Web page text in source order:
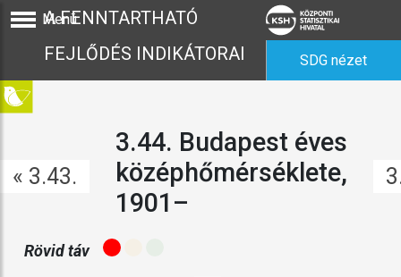
Menü
A FENNTARTHATÓ
FEJLŐDÉS INDIKÁTORAI
SDG nézet
« 3.43.
3.44. Budapest éves
középhőmérséklete,
1901–
Rövid táv